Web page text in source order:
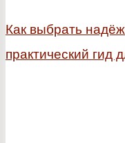
Как выбрать
практический гид